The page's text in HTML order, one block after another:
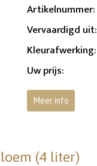
Artikelnummer:
Vervaardigd uit:
Kleurafwerking:
Uw prijs:
Meer info
(4 liter)